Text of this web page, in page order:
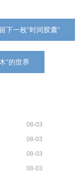
下一枚“时间胶囊”
”的世界
08-03
08-03
08-03
08-03